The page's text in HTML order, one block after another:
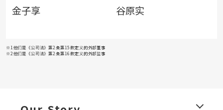
金子享 谷原实
※1他们是《公司法》第2条第15款定义的外部董事
※2他们是《公司法》第2条第16款定义的外部监事